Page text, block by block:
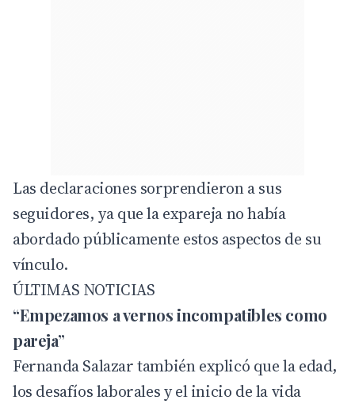
Las declaraciones sorprendieron a sus
seguidores, ya que la expareja no había
abordado públicamente estos aspectos de su
vínculo.
ÚLTIMAS NOTICIAS
“Empezamos a vernos incompatibles como
pareja”
Fernanda Salazar también explicó que la edad,
los desafíos laborales y el inicio de la vida